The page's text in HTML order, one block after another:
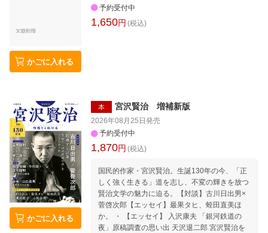
かごに入れる
予約受付中
1,650円 (税込)
かごに入れる
本 宮沢賢治 増補新版
2026年08月25日 発売
予約受付中
1,870円 (税込)
国民的作家・宮沢賢治。生誕130年の今、「正
しく強く生きる」道を志し、不変の輝きを放つ
賢治文学の魅力に迫る。【対談】古川日出男×
菅啓次郎【エッセイ】最果タヒ、蛭田直美ほ
か。 ・ 【エッセイ】 入沢康夫 「銀河鉄道の
夜」原稿調査の思い出 天沢退二郎 宮沢賢治を